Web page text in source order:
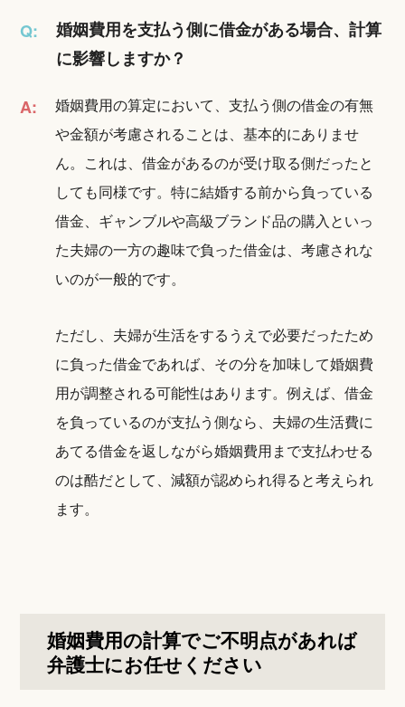
Q:
婚姻費用を支払う側に借金がある場合、計算
に影響しますか？
A:
婚姻費用の算定において、支払う側の借金の有無
や金額が考慮されることは、基本的にありませ
ん。これは、借金があるのが受け取る側だったと
しても同様です。特に結婚する前から負っている
借金、ギャンブルや高級ブランド品の購入といっ
た夫婦の一方の趣味で負った借金は、考慮されな
いのが一般的です。
ただし、夫婦が生活をするうえで必要だったため
に負った借金であれば、その分を加味して婚姻費
用が調整される可能性はあります。例えば、借金
を負っているのが支払う側なら、夫婦の生活費に
あてる借金を返しながら婚姻費用まで支払わせる
のは酷だとして、減額が認められ得ると考えられ
ます。
婚姻費用の計算でご不明点があれば
弁護士にお任せください